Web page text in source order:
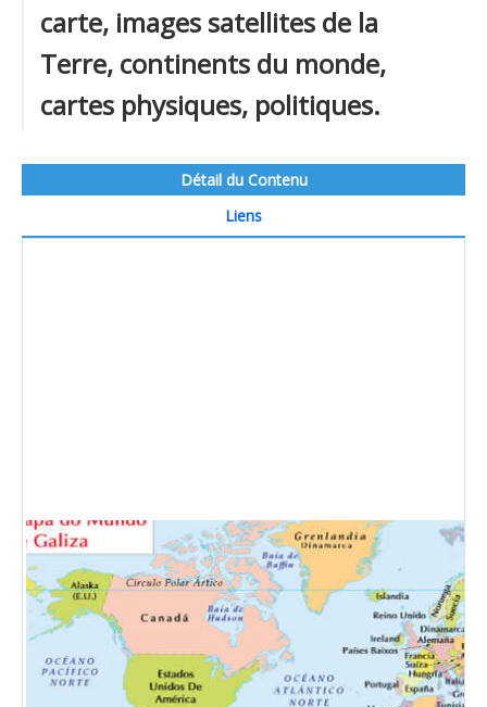
carte, images satellites de la
Terre, continents du monde,
cartes physiques, politiques.
Détail du Contenu
Liens